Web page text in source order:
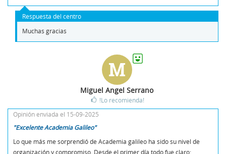
Respuesta del centro
Muchas gracias
M
Miguel Angel Serrano
!Lo recomienda!
Opinión enviada el 15-09-2025
"Excelente Academia Galileo"
Lo que más me sorprendió de Academia galileo ha sido su nivel de
organización y compromiso. Desde el primer día todo fue claro: